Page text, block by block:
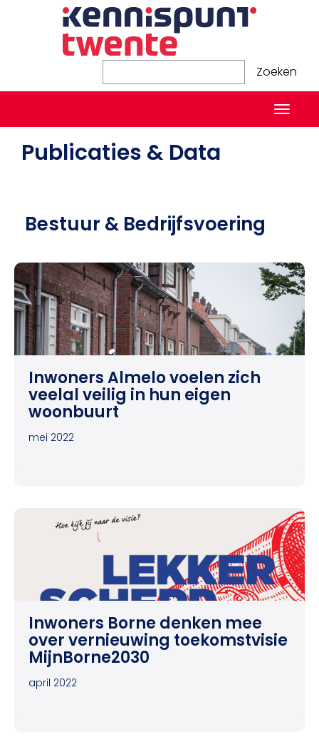
Zoeken Zoeken
Publicaties & Data
Bestuur & Bedrijfsvoering
Inwoners Almelo voelen zich
veelal veilig in hun eigen
woonbuurt
mei 2022
Inwoners Borne denken mee
over vernieuwing toekomstvisie
MijnBorne2030
april 2022